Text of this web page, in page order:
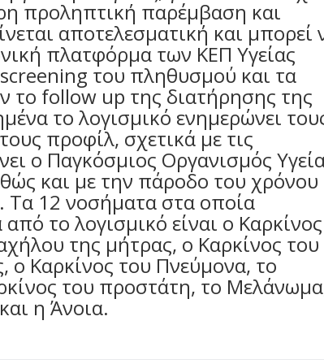
προληπτική παρέμβαση και
αποτελεσματική και μπορεί
πλατφόρμα των ΚΕΠ Υγείας
του πληθυσμού και τα
το follow up της διατήρησης της
το λογισμικό ενημερώνει
προφίλ, σχετικά με τις
ο Παγκόσμιος Οργανισμός
και με την πάροδο του χρόνου
Τα 12 νοσήματα στα οποία
το λογισμικό είναι ο
της μήτρας, ο Καρκίνος του
ο Καρκίνος του Πνεύμονα, το
του προστάτη, το
η Άνοια.